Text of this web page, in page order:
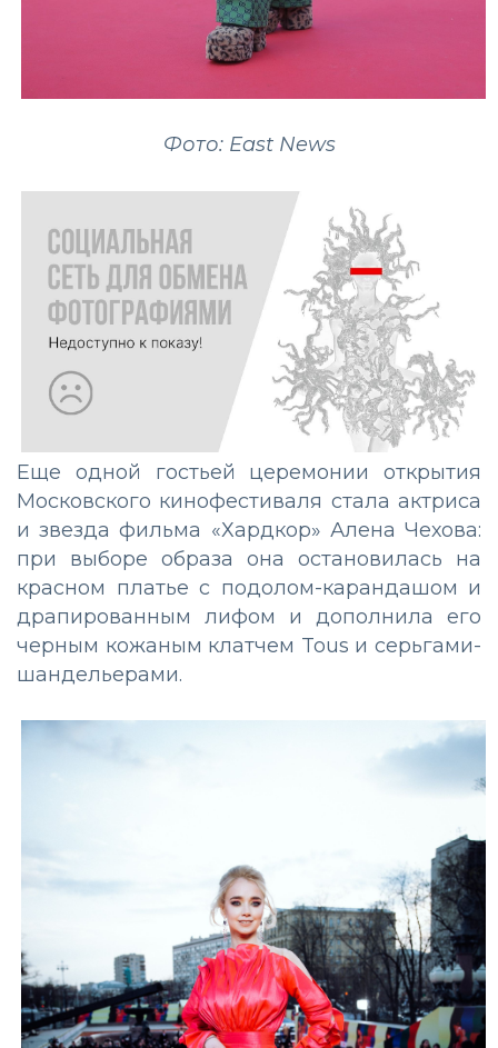
Фото: East News
Еще одной гостьей церемонии открытия
Московского кинофестиваля стала актриса
и звезда фильма «Хардкор» Алена Чехова:
при выборе образа она остановилась на
красном платье с подолом-карандашом и
драпированным лифом и дополнила его
черным кожаным клатчем Tous и серьгами-
шандельерами.